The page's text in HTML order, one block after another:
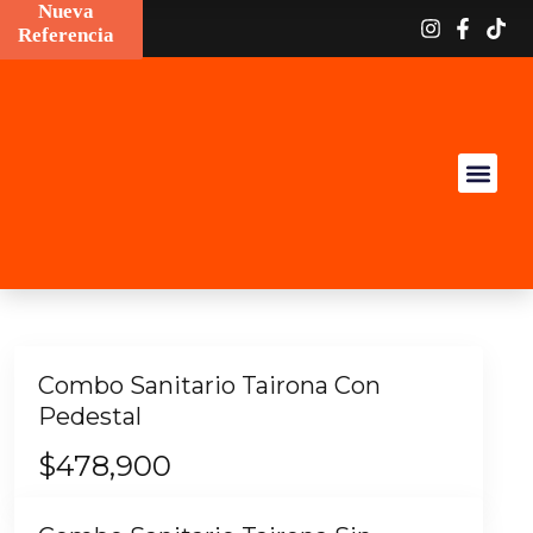
Combo Sanitario Tairona Con
Pedestal
$478,900
Nueva
Referencia
Nueva
Referencia